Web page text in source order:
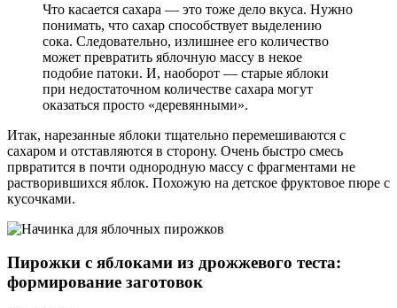
Что касается сахара — это тоже дело вкуса. Нужно
понимать, что сахар способствует выделению
сока. Следовательно, излишнее его количество
может превратить яблочную массу в некое
подобие патоки. И, наоборот — старые яблоки
при недостаточном количестве сахара могут
оказаться просто «деревянными».
Итак, нарезанные яблоки тщательно перемешиваются с
сахаром и отставляются в сторону. Очень быстро смесь
првратится в почти однородную массу с фрагментами не
растворившихся яблок. Похожую на детское фруктовое пюре с
кусочками.
Пирожки с яблоками из дрожжевого теста:
формирование заготовок